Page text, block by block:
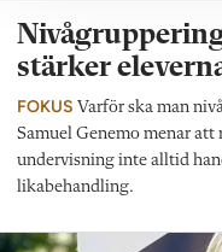
stärker
FOKUS Varför ska man
Samuel Genemo menar att
undervisning inte alltid
likabehandling.